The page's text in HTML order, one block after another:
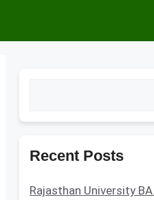
Recent Posts
Rajasthan University